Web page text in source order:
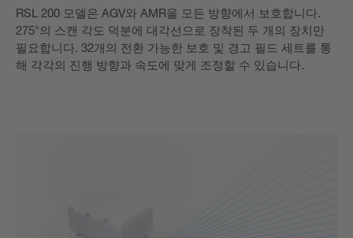
RSL 200 모델은 AGV와 AMR을 모든 방향에서 보호합니다.
275°의 스캔 각도 덕분에 대각선으로 장착된 두 개의 장치만
필요합니다. 32개의 전환 가능한 보호 및 경고 필드 세트를 통
해 각각의 진행 방향과 속도에 맞게 조정할 수 있습니다.